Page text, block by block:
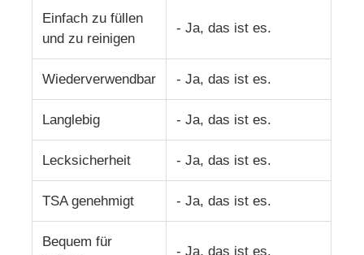
Einfach zu füllen
und zu reinigen
- Ja, das ist es.
Wiederverwendbar - Ja, das ist es.
Langlebig - Ja, das ist es.
Lecksicherheit - Ja, das ist es.
TSA genehmigt - Ja, das ist es.
Bequem für
- Ja, das ist es.